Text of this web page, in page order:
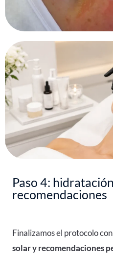
Paso 4:
recomendaciones
Finalizamos el protocolo con
solar y recomendaciones